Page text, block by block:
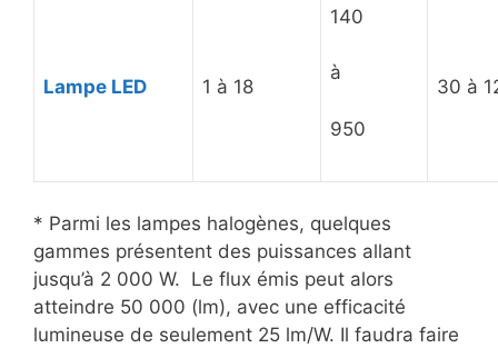
Lampe LED 1 à 18
140
à
950
30 à
* Parmi les lampes halogènes, quelques
gammes présentent des puissances allant
jusqu’à 2 000 W. Le flux émis peut alors
atteindre 50 000 (lm), avec une efficacité
lumineuse de seulement 25 lm/W. Il faudra faire